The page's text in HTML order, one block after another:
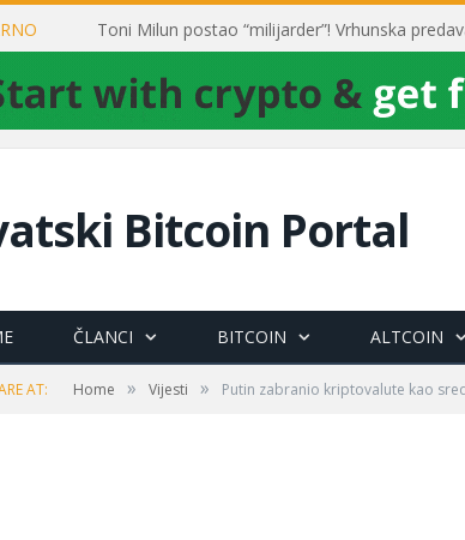
Bitcoin Portal
ČLANCI BITCOIN ALTCOIN
AT: Home » Vijesti » Putin zabranio kriptovalute kao